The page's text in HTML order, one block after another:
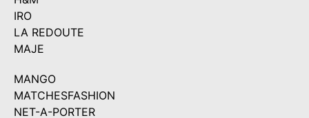
IRO
LA REDOUTE
MAJE
MANGO
MATCHESFASHION
NET-A-PORTER